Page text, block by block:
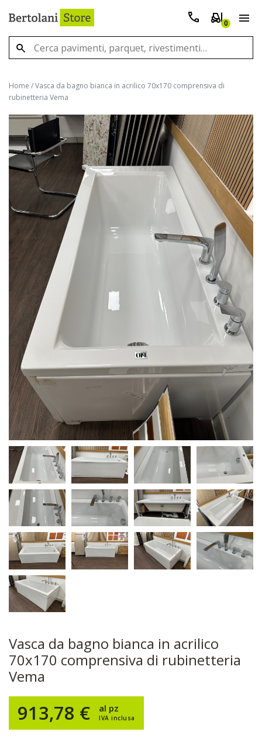
0
Home /Vasca da bagno bianca in acrilico 70x170 comprensiva di
rubinetteria Vema
Vasca da bagno bianca in acrilico
70x170 comprensiva di rubinetteria
Vema
913,78 € IVA inclusa
al pz